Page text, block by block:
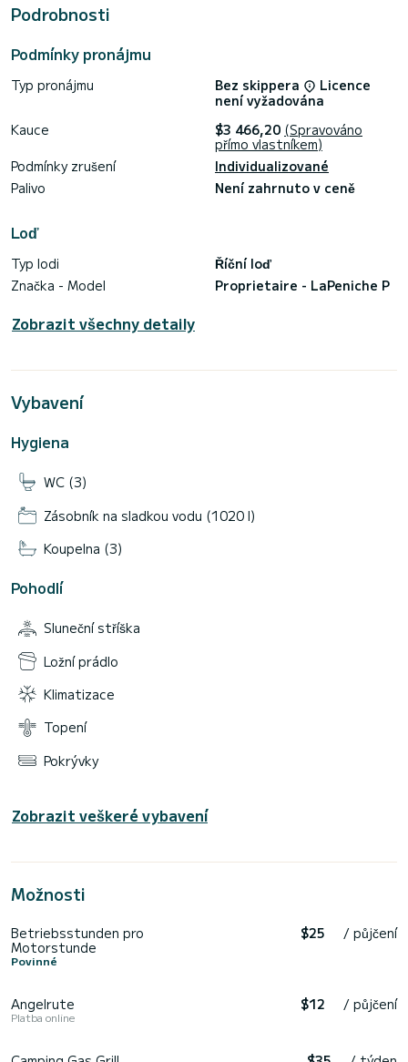
Podrobnosti
Podmínky pronájmu
Typ pronájmu Bez skippera
Licence
není vyžadována
Kauce
$3 466,20 (Spravováno
přímo vlastníkem)
Podmínky zrušení
Individualizované
Palivo
Není zahrnuto v ceně
Loď
Typ lodi
Říční loď
Značka - Model
Proprietaire - LaPeniche P
Zobrazit všechny detaily
Vybavení
Hygiena
WC (3)
Zásobník na sladkou vodu (1020 l)
Koupelna (3)
Pohodlí
Sluneční stříška
Ložní prádlo
Klimatizace
Topení
Pokrývky
Zobrazit veškeré vybavení
Možnosti
Betriebsstunden pro
Motorstunde
Povinné
$25 / půjčení
Angelrute
Platba online
$12 / půjčení